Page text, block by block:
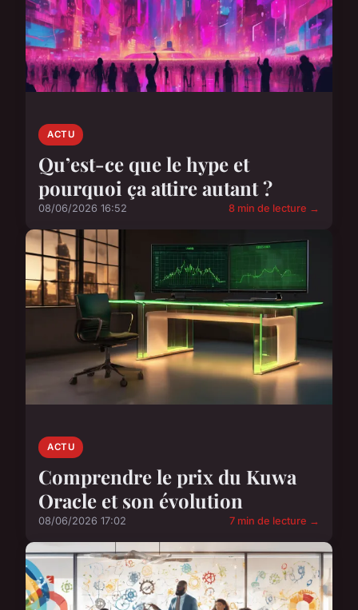
ACTU
Qu’est-ce que le hype et
pourquoi ça attire autant ?
08/06/2026 16:52 8 min de lecture →
ACTU
Comprendre le prix du Kuwa
Oracle et son évolution
08/06/2026 17:02 7 min de lecture →